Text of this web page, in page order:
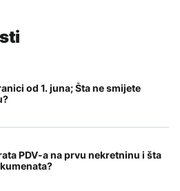
od 1. juna; Šta ne smijete
PDV-a na prvu nekretninu i šta